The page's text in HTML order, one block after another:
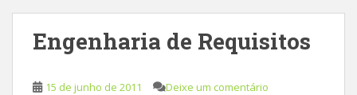
Engenharia de Requisitos
15 de junho de 2011 Deixe um comentário